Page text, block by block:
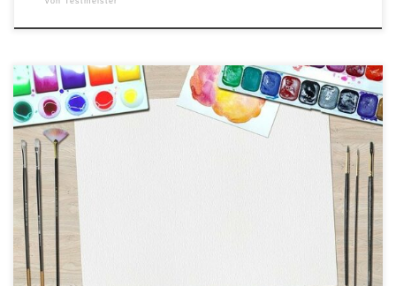
Ob es ein schöner Sonnenuntergang, eine idyllische Landschaft
oder ein abstraktes Kunstwerk sein soll – mit Malen nach Zahlen
kann jeder sein persönliches Kunstwerk erschaffen! Was ist Malen
nach Zahlen? Malen nach Zahlen ist eine beliebte Methode für
Menschen aller Altersgruppen, um Kunstwerke zu erschaffen.
Dabei wird ein Bild in […]